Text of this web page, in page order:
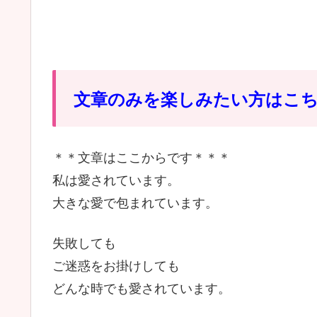
文章のみを楽しみたい方はこ
＊＊文章はここからです＊＊＊
私は愛されています。
大きな愛で包まれています。
失敗しても
ご迷惑をお掛けしても
どんな時でも愛されています。